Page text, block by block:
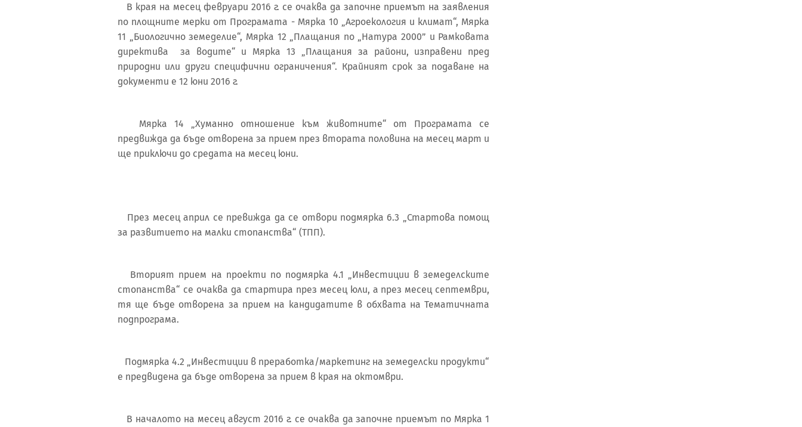
В края на месец февруари 2016 г. се очаква да започне приемът на заявления
по площните мерки от Програмата - Мярка 10 „Агроекология и климат“, Мярка
11 „Биологично земеделие“, Мярка 12 „Плащания по „Натура 2000” и Рамковата
директива за водите“ и Мярка 13 „Плащания за райони, изправени пред
природни или други специфични ограничения“. Крайният срок за подаване на
документи е 12 юни 2016 г.
Мярка 14 „Хуманно отношение към животните“ от Програмата се
предвижда да бъде отворена за прием през втората половина на месец март и
ще приключи до средата на месец юни.
През месец април се превижда да се отвори подмярка 6.3 „Стартова помощ
за развитието на малки стопанства“ (ТПП).
Вторият прием на проекти по подмярка 4.1 „Инвестиции в земеделските
стопанства“ се очаква да стартира през месец юли, а през месец септември,
тя ще бъде отворена за прием на кандидатите в обхвата на Тематичната
подпрограма.
Подмярка 4.2 „Инвестиции в преработка/маркетинг на земеделски продукти“
е предвидена да бъде отворена за прием в края на октомври.
В началото на месец август 2016 г. се очаква да започне приемът по Мярка 1